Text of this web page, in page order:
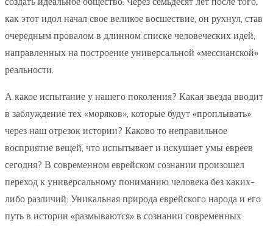
как этот идол начал свое великое восшествие, он рухнул, став
очередным провалом в длинном списке человеческих идей,
направленных на построение универсальной «мессианской»
реальности.
А какое испытание у нашего поколения? Какая звезда вводит
в заблуждение тех «моряков», которые будут «проплывать»
через наш отрезок истории? Каково то неправильное
восприятие вещей, что испытывает и искушает умы евреев
сегодня? В современном еврейском сознании произошел
переход к универсальному пониманию человека без каких-
либо различий. Уникальная природа еврейского народа и его
путь в истории «размываются» в сознании современных